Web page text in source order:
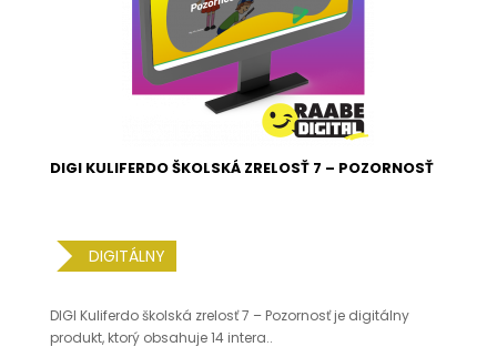
DIGI KULIFERDO ŠKOLSKÁ ZRELOSŤ 7 – POZORNOSŤ
DIGITÁLNY
DIGI Kuliferdo školská zrelosť 7 – Pozornosť je digitálny
produkt, ktorý obsahuje 14 intera..